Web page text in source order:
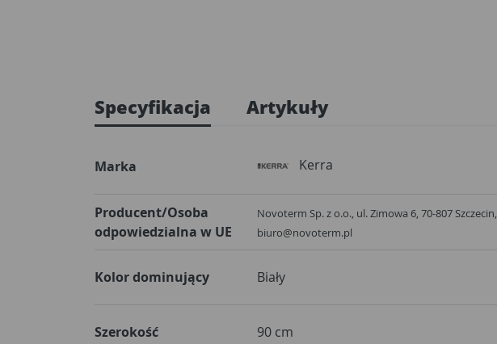
Specyfikacja Artykuły
Marka Kerra
Producent/Osoba
odpowiedzialna w UE
Novoterm Sp. z o.o., ul. Zimowa 6, 70-807 Szczecin,
biuro@novoterm.pl
Kolor dominujący Biały
Szerokość 90 cm